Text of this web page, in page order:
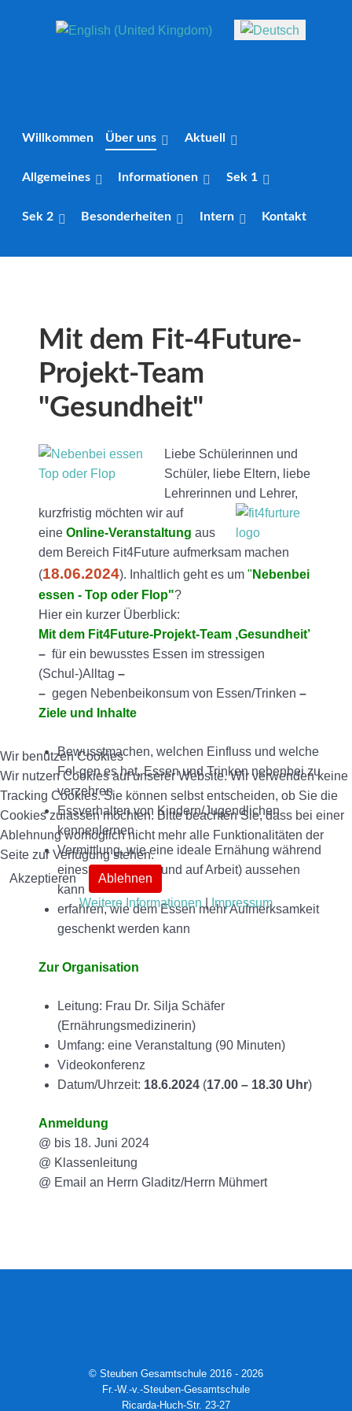
Sprache auswählen
Willkommen Über uns Aktuell
Allgemeines Informationen Sek 1
Sek 2 Besonderheiten Intern Kontakt
Mit dem Fit-4Future-
Projekt-Team
"Gesundheit"
Liebe Schülerinnen und
Schüler, liebe Eltern, liebe
Lehrerinnen und Lehrer,
kurzfristig möchten wir auf
eine Online-Veranstaltung aus
dem Bereich Fit4Future aufmerksam machen
(18.06.2024). Inhaltlich geht es um " Nebenbei
essen - Top oder Flop"?
Hier ein kurzer Überblick:
Mit dem Fit4Future-Projekt-Team ‚Gesundheit’
– für ein bewusstes Essen im stressigen
(Schul-)Alltag –
– gegen Nebenbeikonsum von Essen/Trinken –
Ziele und Inhalte
Bewusstmachen, welchen Einfluss und welche
Fol-gen es hat, Essen und Trinken nebenbei zu
verzehren
Essverhalten von Kindern/Jugendlichen
kennenlernen
Vermittlung, wie eine ideale Ernähung während
eines Schulalltag (und auf Arbeit) aussehen
kann
erfahren, wie dem Essen mehr Aufmerksamkeit
geschenkt werden kann
Zur Organisation
Leitung: Frau Dr. Silja Schäfer
(Ernährungsmedizinerin)
Umfang: eine Veranstaltung (90 Minuten)
Videokonferenz
Datum/Uhrzeit: 18.6.2024 (17.00 – 18.30 Uhr)
Anmeldung
@ bis 18. Juni 2024
@ Klassenleitung
@ Email an Herrn Gladitz/Herrn Mühmert
© Steuben Gesamtschule 2016 - 2026
Fr.-W.-v.-Steuben-Gesamtschule
Ricarda-Huch-Str. 23-27
Wir benutzen Cookies
Wir nutzen Cookies auf unserer Website. Wir verwenden keine
Tracking Cookies. Sie können selbst entscheiden, ob Sie die
Cookies zulassen möchten. Bitte beachten Sie, dass bei einer
Ablehnung womöglich nicht mehr alle Funktionalitäten der
Seite zur Verfügung stehen.
Akzeptieren
Ablehnen
Weitere Informationen
Impressum